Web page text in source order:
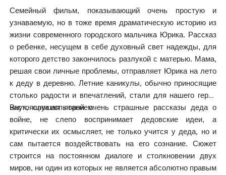
Семейный фильм, показывающий очень простую и
узнаваемую, но в тоже время драматическую историю из
жизни современного городского мальчика Юрика. Рассказ
о ребенке, несущем в себе духовный свет надежды, для
которого детство закончилось разлукой с матерью. Мама,
решая свои личные проблемы, отправляет Юрика на лето
к деду в деревню. Летние каникулы, обычно приносящие
столько радости и впечатлений, стали для нашего героя
настоящим испытанием.
Внук, слушая порой очень страшные рассказы деда о
войне, не слепо воспринимает дедовские идеи, а
критически их осмысляет, не только учится у деда, но и
сам пытается воздействовать на его сознание. Сюжет
строится на постоянном диалоге и столкновении двух
миров, ни один из которых не является абсолютно правым